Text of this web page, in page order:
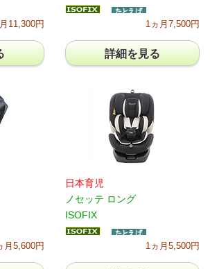
11,300円 1ヵ月7,500円
詳細を見る
月5,600円
日本育児
ノセッテ ロング
ISOFIX
1ヵ月5,500円